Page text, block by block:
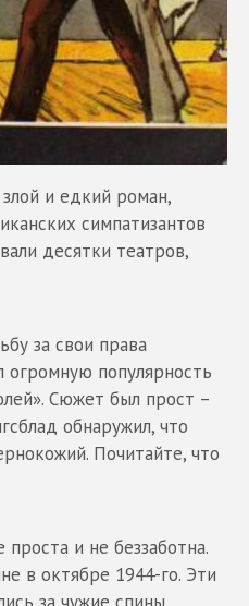
и едкий роман,
симпатизантов
десятки театров,
за свои права
популярность
Сюжет был прост –
обнаружил, что
Почитайте, что
и не беззаботна.
в октябре 1944-го. Эти